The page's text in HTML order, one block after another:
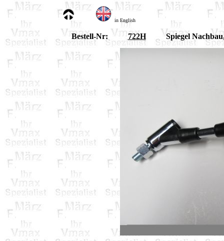
in English
Bestell-Nr: 722H Spiegel